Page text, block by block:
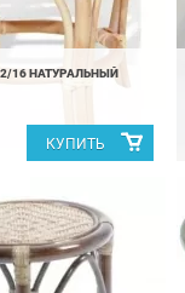
16 НАТУРАЛЬНЫЙ